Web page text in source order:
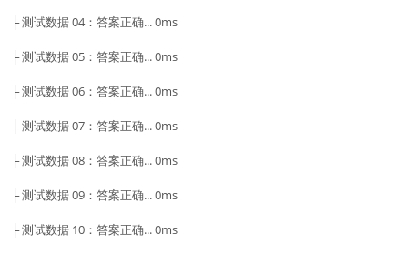
├ 测试数据 04：答案正确... 0ms
├ 测试数据 05：答案正确... 0ms
├ 测试数据 06：答案正确... 0ms
├ 测试数据 07：答案正确... 0ms
├ 测试数据 08：答案正确... 0ms
├ 测试数据 09：答案正确... 0ms
├ 测试数据 10：答案正确... 0ms